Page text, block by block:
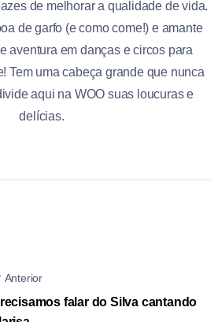
de melhorar a qualidade de vida.
de garfo (e como come!) e amante
aventura em danças e circos para
Tem uma cabeça grande que nunca
aqui na WOO suas loucuras e
delícias.
Anterior
falar do Silva cantando